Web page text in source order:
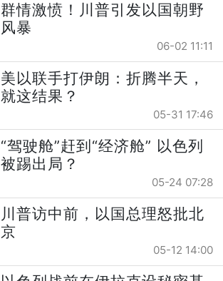
群情激愤！川普引发以国朝野
风暴
06-02 11:11
美以联手打伊朗：折腾半天，
就这结果？
05-31 17:46
“驾驶舱”赶到“经济舱” 以色列
被踢出局？
05-24 07:28
川普访中前，以国总理怒批北
京
05-12 14:00